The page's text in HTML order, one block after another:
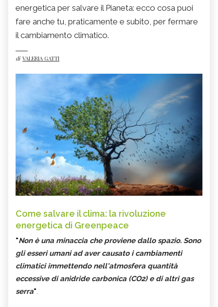
energetica per salvare il Pianeta: ecco cosa puoi
fare anche tu, praticamente e subito, per fermare
il cambiamento climatico.
di VALERIA GATTI
Come salvare il clima: la rivoluzione
energetica di Greenpeace
"Non è una minaccia che proviene dallo spazio. Sono
gli esseri umani ad aver causato i cambiamenti
climaticiimmettendo nell'atmosfera quantità
eccessive di anidride carbonica (CO2) e di altri gas
serra".